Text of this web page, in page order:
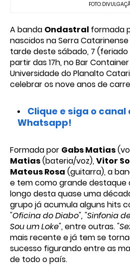
FOTO:
A banda Ondastral formada
nascidos na Serra
tarde deste sábado, 7
partir das 17h, no Bar
Universidade do Planalto
celebrar os nove anos de
Clique e siga o canal
Whatsapp!
Formada por Gabs Matias
Matias(bateria/voz),Vitor
Mateus Rosa (guitarra), a
e tem como grande destaque
longo desta quase uma
grupo já acumula alguns hits
"Oficina do Diabo", "Sinfonia
Sou um Loke", entre outras.
mais recente e já tem se
sucesso figurando entre as
de todo o país.